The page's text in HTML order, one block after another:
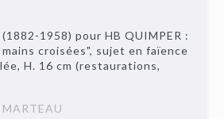
1958) pour HB QUIMPER :
croisées", sujet en faïence
H. 16 cm (restaurations,
MARTEAU